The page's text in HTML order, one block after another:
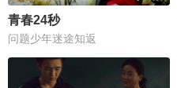
青春24秒
问题少年迷途知返